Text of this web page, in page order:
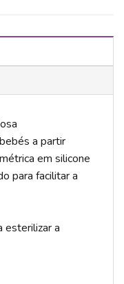
a partir
em silicone
para facilitar a
esterilizar a